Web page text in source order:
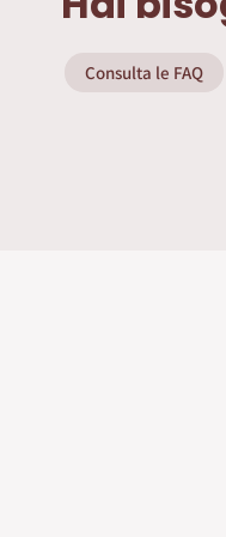
Consulta le FAQ